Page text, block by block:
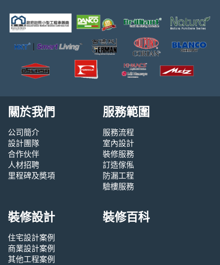
關於我們
公司簡介
設計團隊
合作伙伴
人材招聘
里程碑及奬項
服務範圍
服務流程
室內設計
裝修服務
訂造傢俬
防漏工程
驗樓服務
裝修設計
住宅設計案例
商業設計案例
其他工程案例
裝修百科